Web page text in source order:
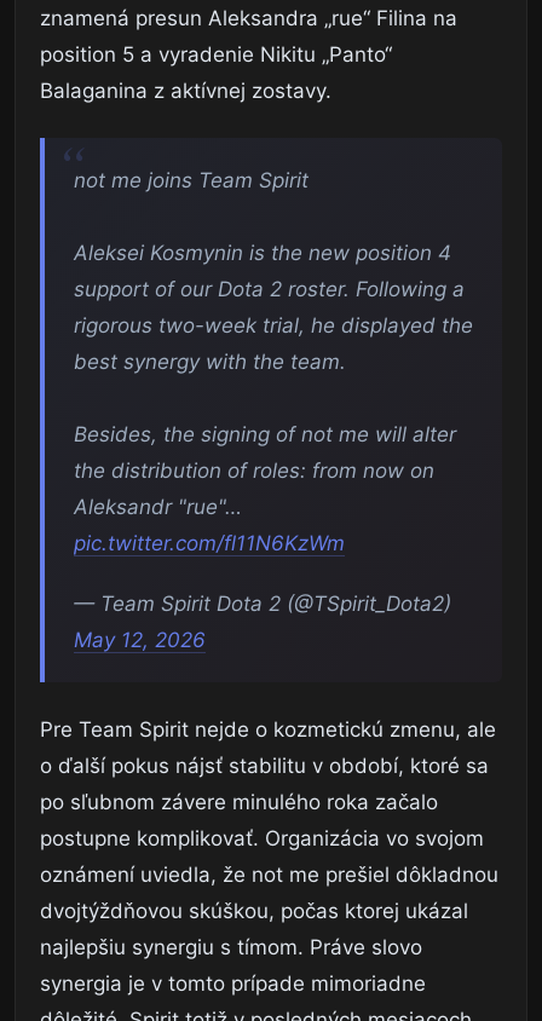
znamená presun Aleksandra „rue“ Filina na
position 5 a vyradenie Nikitu „Panto“
Balaganina z aktívnej zostavy.
not me joins Team Spirit
Aleksei Kosmynin is the new position 4
support of our Dota 2 roster. Following a
rigorous two-week trial, he displayed the
best synergy with the team.
Besides, the signing of not me will alter
the distribution of roles: from now on
Aleksandr "rue"…
pic.twitter.com/fl11N6KzWm
— Team Spirit Dota 2 (@TSpirit_Dota2)
May 12, 2026
Pre Team Spirit nejde o kozmetickú zmenu, ale
o ďalší pokus nájsť stabilitu v období, ktoré sa
po sľubnom závere minulého roka začalo
postupne komplikovať. Organizácia vo svojom
oznámení uviedla, že not me prešiel dôkladnou
dvojtýždňovou skúškou, počas ktorej ukázal
najlepšiu synergiu s tímom. Práve slovo
synergia je v tomto prípade mimoriadne